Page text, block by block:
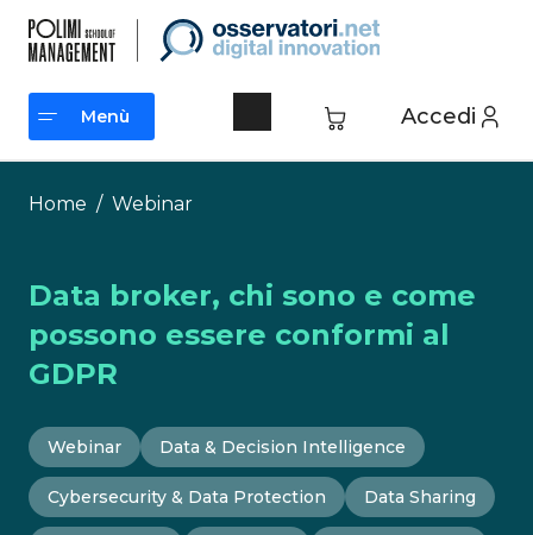
contenuto
Accedi
Menù
Menù
Home / Webinar
Data broker, chi sono e come
possono essere conformi al
GDPR
Webinar Data & Decision Intelligence
Cybersecurity & Data Protection Data Sharing